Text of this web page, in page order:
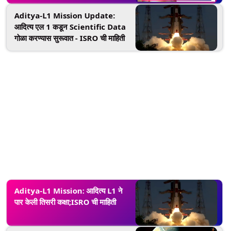
एल 1 कडून सुरूवात
Aditya-L1 Mission Update:
आदित्य एल 1 कडून Scientific Data
गोळा करण्यास सुरूवात - ISRO ची माहिती
Aditya-L1 Mission: आदित्य L1 ने
पार केली तिसरी कक्षा;ISRO ची माहिती